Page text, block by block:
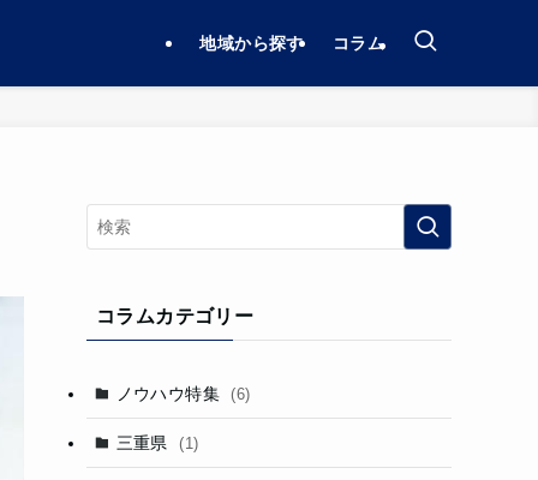
地域から探す コラム
コラムカテゴリー
ノウハウ特集 (6)
三重県 (1)